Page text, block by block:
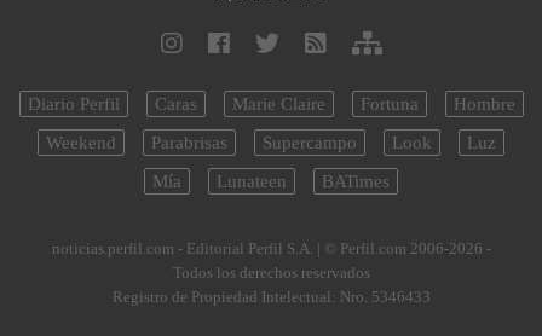
Diario Perfil Caras Marie Claire Fortuna
Hombre
Weekend
Parabrisas Supercampo Look
Luz
Mía
Lunateen BATimes
noticias.perfil.com - Editorial Perfil S.A. | © Perfil.com 2006-2026 -
Todos los derechos reservados
Registro de Propiedad Intelectual: Nro. 5346433